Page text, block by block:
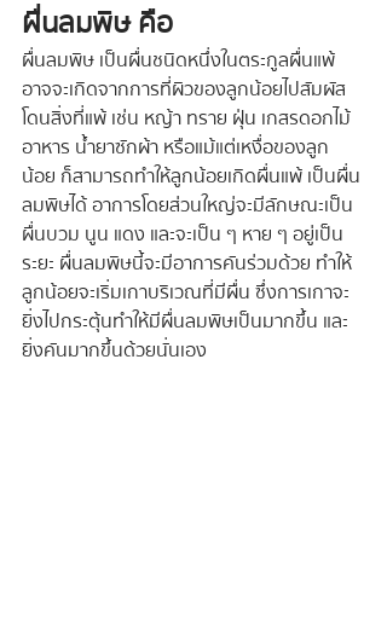
ผื่นลมพิษ คือ
ผื่นลมพิษ เป็นผื่นชนิดหนึ่งในตระกูลผื่นแพ้
อาจจะเกิดจากการที่ผิวของลูกน้อยไปสัมผัส
โดนสิ่งที่แพ้ เช่น หญ้า ทราย ฝุ่น เกสรดอกไม้
อาหาร น้ำยาซักผ้า หรือแม้แต่เหงื่อของลูก
น้อย ก็สามารถทำให้ลูกน้อยเกิดผื่นแพ้ เป็นผื่น
ลมพิษได้ อาการโดยส่วนใหญ่จะมีลักษณะเป็น
ผื่นบวม นูน แดง และจะเป็น ๆ หาย ๆ อยู่เป็น
ระยะ ผื่นลมพิษนี้จะมีอาการคันร่วมด้วย ทำให้
ลูกน้อยจะเริ่มเกาบริเวณที่มีผื่น ซึ่งการเกาจะ
ยิ่งไปกระตุ้นทำให้มีผื่นลมพิษเป็นมากขึ้น และ
ยิ่งคันมากขึ้นด้วยนั่นเอง